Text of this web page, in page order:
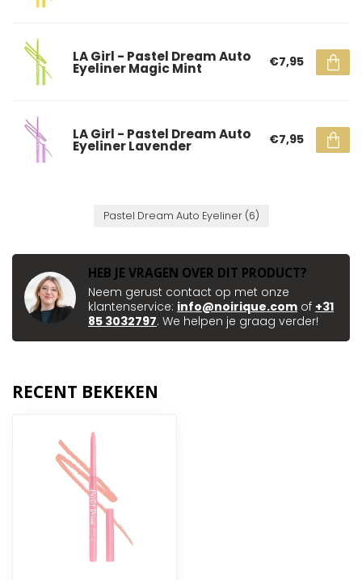
LA Girl - Pastel Dream Auto
Eyeliner Magic Mint €7,95
LA Girl - Pastel Dream Auto
Eyeliner Lavender €7,95
Pastel Dream Auto Eyeliner (6)
HEB JE VRAGEN OVER DIT PRODUCT?
Neem gerust contact op met onze
klantenservice: info@noirique.com of +31
85 3032797. We helpen je graag verder!
RECENT BEKEKEN